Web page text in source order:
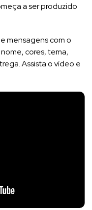
a ser produzido
mensagens com o
cores, tema,
Assista o vídeo e